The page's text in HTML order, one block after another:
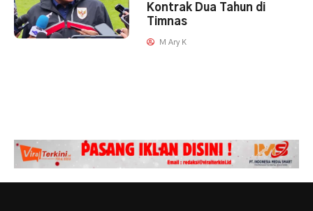
Kontrak Dua Tahun di
Timnas
M Ary K